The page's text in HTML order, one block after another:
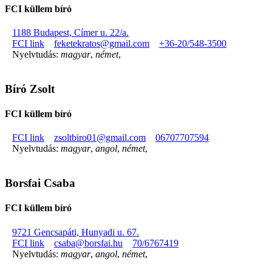
FCI küllem bíró
1188 Budapest, Címer u. 22/a.
FCI link
feketekratos@gmail.com
+36-20/548-3500
Nyelvtudás: magyar, német,
Bíró Zsolt
FCI küllem bíró
FCI link zsoltbiro01@gmail.com
06707707594
Nyelvtudás: magyar, angol, német,
Borsfai Csaba
FCI küllem bíró
9721 Gencsapáti, Hunyadi u. 67.
FCI link
csaba@borsfai.hu
70/6767419
Nyelvtudás: magyar, angol, német,